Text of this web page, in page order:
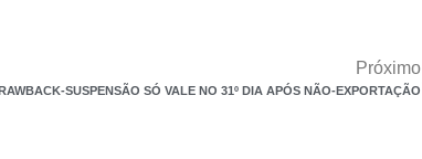
Próximo
SUSPENSÃO SÓ VALE NO 31º DIA APÓS NÃO-EXPORTAÇÃO